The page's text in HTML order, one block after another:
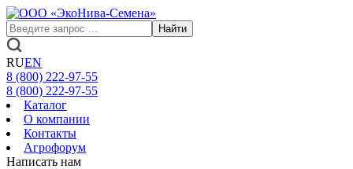
Найти
RUEN
8 (800) 222-97-55
8 (800) 222-97-55
Каталог
О компании
Контакты
Агрофорум
Написать нам